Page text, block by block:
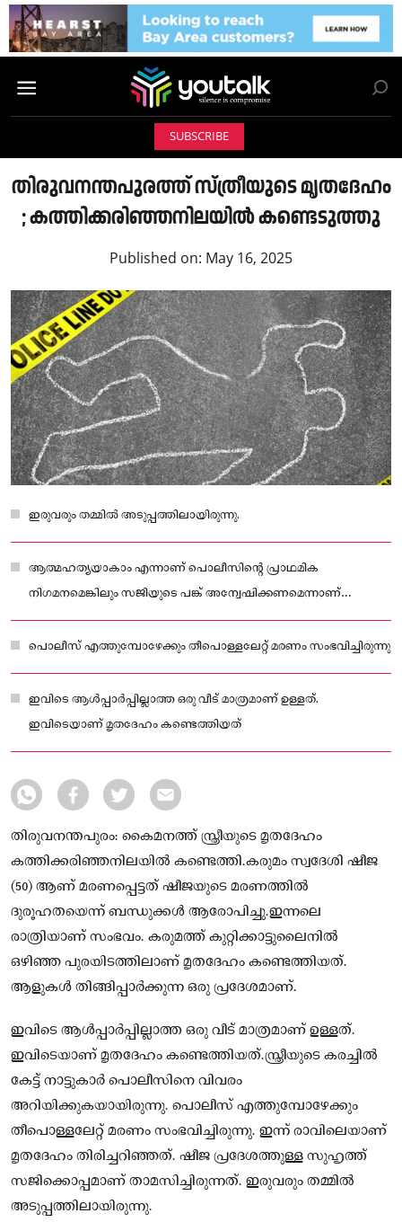
SUBSCRIBE
തിരുവനന്തപുരത്ത് സ്ത്രീയുടെ മൃതദേഹം
; കത്തിക്കരിഞ്ഞനിലയില്‍ കണ്ടെടുത്തു
Published on: May 16, 2025
ഇരുവരും തമ്മില്‍ അടുപ്പത്തിലായിരുന്നു.
ആത്മഹത്യയാകാം എന്നാണ് പൊലീസിന്റെ പ്രാഥമിക
നിഗമനമെങ്കിലും സജിയുടെ പങ്ക് അന്വേഷിക്കണമെന്നാണ്
ബന്ധുക്കള്‍ ആവശ്യപ്പെടുന്നത്.
പൊലീസ് എത്തുമ്പോഴേക്കും തീപൊള്ളലേറ്റ് മരണം സംഭവിച്ചിരുന്നു
ഇവിടെ ആള്‍പ്പാര്‍പ്പില്ലാത്ത ഒരു വീട് മാത്രമാണ് ഉള്ളത്.
ഇവിടെയാണ് മൃതദേഹം കണ്ടെത്തിയത്
തിരുവനന്തപുരം: കൈമനത്ത് സ്ത്രീയുടെ മൃതദേഹം
കത്തിക്കരിഞ്ഞനിലയില്‍ കണ്ടെത്തി.കരുമം സ്വദേശി ഷീജ
(50) ആണ് മരണപ്പെട്ടത് ഷീജയുടെ മരണത്തില്‍
ദുരൂഹതയെന്ന് ബന്ധുക്കള്‍ ആരോപിച്ചു.ഇന്നലെ
രാത്രിയാണ് സംഭവം. കരുമത്ത് കുറ്റിക്കാട്ടുലൈനില്‍
ഒഴിഞ്ഞ പുരയിടത്തിലാണ് മൃതദേഹം കണ്ടെത്തിയത്.
ആളുകള്‍ തിങ്ങിപ്പാര്‍ക്കുന്ന ഒരു പ്രദേശമാണ്.
ഇവിടെ ആള്‍പ്പാര്‍പ്പില്ലാത്ത ഒരു വീട് മാത്രമാണ് ഉള്ളത്.
ഇവിടെയാണ് മൃതദേഹം കണ്ടെത്തിയത്.സ്ത്രീയുടെ കരച്ചില്‍
കേട്ട് നാട്ടുകാര്‍ പൊലീസിനെ വിവരം
അറിയിക്കുകയായിരുന്നു. പൊലീസ് എത്തുമ്പോഴേക്കും
തീപൊള്ളലേറ്റ് മരണം സംഭവിച്ചിരുന്നു. ഇന്ന് രാവിലെയാണ്
മൃതദേഹം തിരിച്ചറിഞ്ഞത്. ഷീജ പ്രദേശത്തുള്ള സുഹൃത്ത്
സജിക്കൊപ്പമാണ് താമസിച്ചിരുന്നത്. ഇരുവരും തമ്മില്‍
അടുപ്പത്തിലായിരുന്നു.